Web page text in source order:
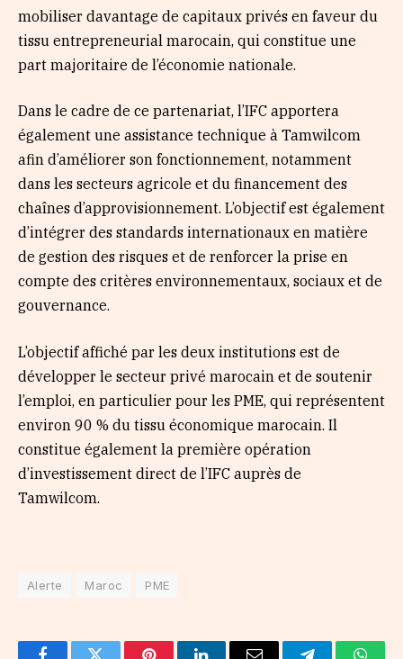
mobiliser davantage de capitaux privés en faveur du
tissu entrepreneurial marocain, qui constitue une
part majoritaire de l’économie nationale.
Dans le cadre de ce partenariat, l’IFC apportera
également une assistance technique à Tamwilcom
afin d’améliorer son fonctionnement, notamment
dans les secteurs agricole et du financement des
chaînes d’approvisionnement. L’objectif est également
d’intégrer des standards internationaux en matière
de gestion des risques et de renforcer la prise en
compte des critères environnementaux, sociaux et de
gouvernance.
L’objectif affiché par les deux institutions est de
développer le secteur privé marocain et de soutenir
l’emploi, en particulier pour les PME, qui représentent
environ 90 % du tissu économique marocain. Il
constitue également la première opération
d’investissement direct de l’IFC auprès de
Tamwilcom.
Alerte Maroc PME